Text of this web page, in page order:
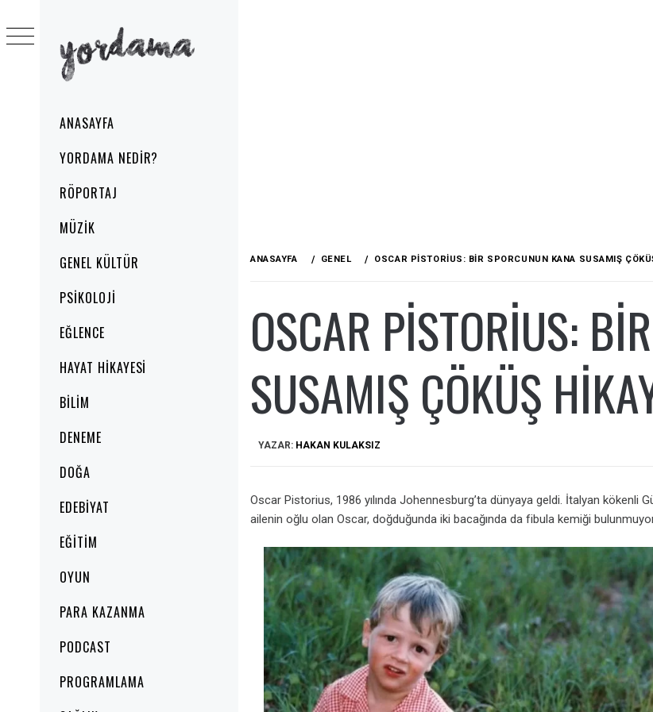
YORDAMA
MenuANASAYFA
YORDAMA NEDIR?
RÖPORTAJ
MÜZIK
GENEL KÜLTÜR
PSIKOLOJI
EĞLENCE
HAYAT HIKAYESI
BILIM
DENEME
DOĞA
EDEBIYAT
EĞITIM
OYUN
PARA KAZANMA
PODCAST
PROGRAMLAMA
to
content
ANASAYFA GENEL OSCAR PISTORIUS: BIR SPORCUNUN KANA SUSAMIŞ
OSCAR PISTORIUS:
SUSAMIŞ ÇÖKÜŞ
YAZAR: HAKAN KULAKSIZ
Oscar Pistorius, 1986 yılında Johennesburg’ta dünyaya geldi. İtalyan kökenli
ailenin oğlu olan Oscar, doğduğunda iki bacağında da fibula kemiği